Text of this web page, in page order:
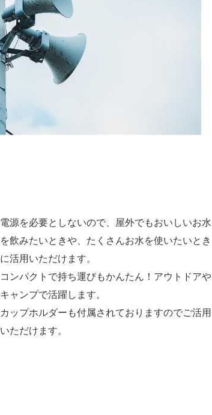
電源を必要としないので、屋外でもおいしいお水
を飲みたいときや、たくさんお水を使いたいとき
に活用いただけます。
コンパクトで持ち運びもかんたん！アウトドアや
キャンプで活躍します。
カップホルダーも付属されておりますのでご活用
いただけます。